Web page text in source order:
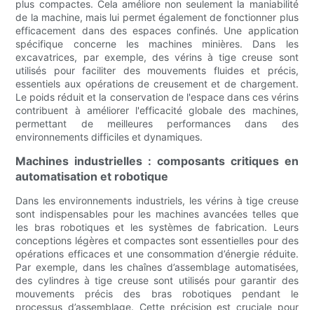
plus compactes. Cela améliore non seulement la maniabilité
de la machine, mais lui permet également de fonctionner plus
efficacement dans des espaces confinés. Une application
spécifique concerne les machines minières. Dans les
excavatrices, par exemple, des vérins à tige creuse sont
utilisés pour faciliter des mouvements fluides et précis,
essentiels aux opérations de creusement et de chargement.
Le poids réduit et la conservation de l'espace dans ces vérins
contribuent à améliorer l'efficacité globale des machines,
permettant de meilleures performances dans des
environnements difficiles et dynamiques.
Machines industrielles : composants critiques en
automatisation et robotique
Dans les environnements industriels, les vérins à tige creuse
sont indispensables pour les machines avancées telles que
les bras robotiques et les systèmes de fabrication. Leurs
conceptions légères et compactes sont essentielles pour des
opérations efficaces et une consommation d’énergie réduite.
Par exemple, dans les chaînes d’assemblage automatisées,
des cylindres à tige creuse sont utilisés pour garantir des
mouvements précis des bras robotiques pendant le
processus d’assemblage. Cette précision est cruciale pour